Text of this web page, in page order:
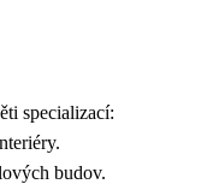
specializací:
budov.